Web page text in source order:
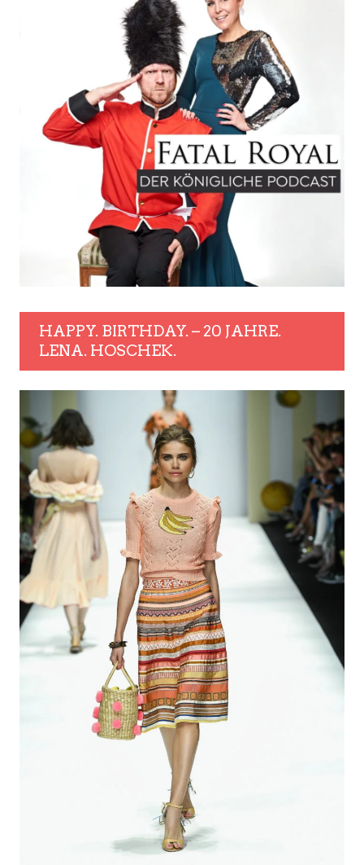
HAPPY. BIRTHDAY. – 20 JAHRE.
LENA. HOSCHEK.